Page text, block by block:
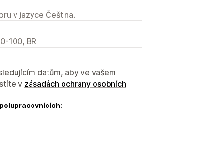
v jazyce Čeština.
100, BR
datům, aby ve vašem
v zásadách ochrany osobních